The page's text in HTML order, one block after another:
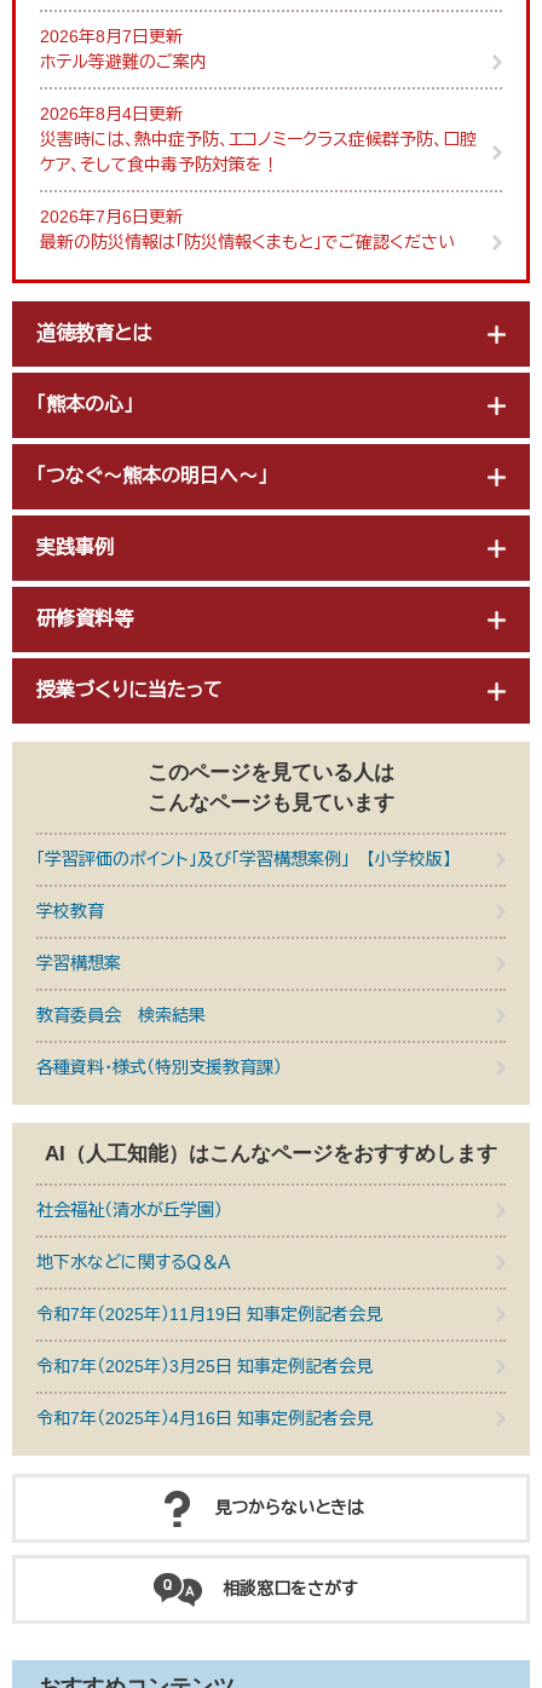
2026年8月7日更新
ホテル等避難のご案内
2026年8月4日更新
災害時には、熱中症予防、エコノミークラス症候群予防、口腔
ケア、そして食中毒予防対策を！
2026年7月6日更新
最新の防災情報は「防災情報くまもと」でご確認ください
道徳教育とは
「熊本の心」
「つなぐ～熊本の明日へ～」
実践事例
研修資料等
授業づくりに当たって
このページを見ている人は
こんなページも見ています
「学習評価のポイント」及び「学習構想案例」 【小学校版】
学校教育
学習構想案
教育委員会 検索結果
各種資料・様式（特別支援教育課）
AI（人工知能）はこんなページをおすすめします
社会福祉（清水が丘学園）
地下水などに関するＱ＆Ａ
令和7年（2025年）11月19日 知事定例記者会見
令和7年（2025年）3月25日 知事定例記者会見
令和7年（2025年）4月16日 知事定例記者会見
見つからないときは
相談窓口をさがす